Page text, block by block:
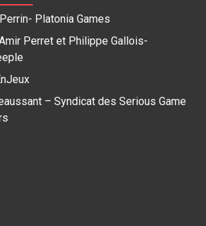
Platonia Games
Perret et Philippe Gallois-
– Syndicat des Serious Game